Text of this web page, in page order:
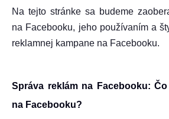
Na tejto stránke sa budeme
na Facebooku, jeho používaním a
reklamnej kampane na Facebooku.
Správa reklám na Facebooku:
na Facebooku?